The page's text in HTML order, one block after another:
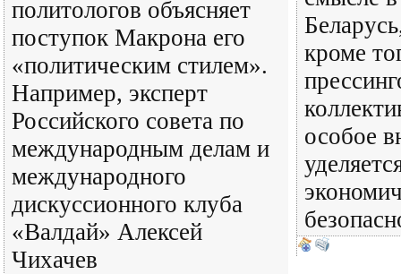
политологов объясняет
поступок Макрона его
«политическим стилем».
Например, эксперт
Российского совета по
международным делам и
международного
дискуссионного клуба
«Валдай» Алексей
Чихачев
кроме
особое